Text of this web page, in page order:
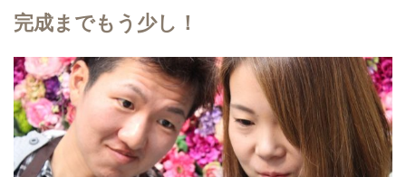
完成までもう少し！